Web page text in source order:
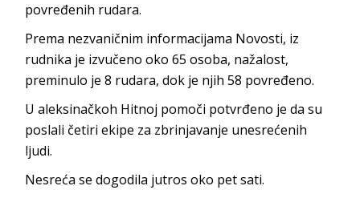
povređenih rudara.
Prema nezvaničnim informacijama Novosti, iz
rudnika je izvučeno oko 65 osoba, nažalost,
preminulo je 8 rudara, dok je njih 58 povređeno.
U aleksinačkoh Hitnoj pomoči potvrđeno je da su
poslali četiri ekipe za zbrinjavanje unesrećenih
ljudi.
Nesreća se dogodila jutros oko pet sati.